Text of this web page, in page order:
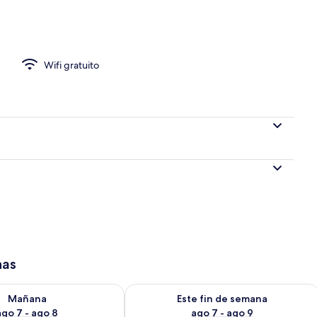
Wifi gratuito
Mañana
7 - ago 8
para mañana ago 7 - ago 8
Este fin de semana
ago 7 - ago 9
Consulta la disponibilidad para este